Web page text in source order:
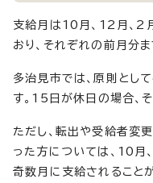
支給月は10月、12月、2
おり、それぞれの前月分
多治見市では、原則とし
す。15日が休日の場合、
ただし、転出や受給者変
った方については、10月
奇数月に支給されることが